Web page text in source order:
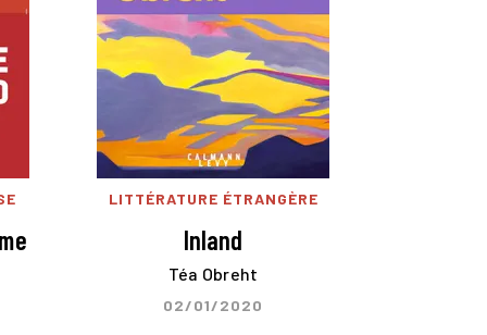
LITTÉRATURE ÉTRANGÈRE
Inland
Téa Obreht
02/01/2020